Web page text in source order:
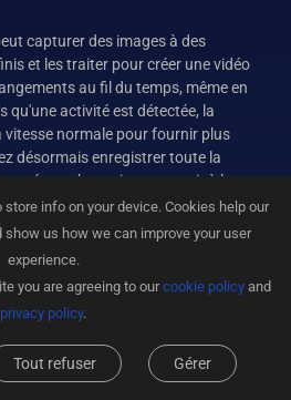
capturer des images à des
et les traiter pour créer une vidéo
au fil du temps, même en
qu'une activité est détectée, la
vitesse normale pour fournir plus
désormais enregistrer toute la
par batterie sans avoir à la
à niveau vers
pour les enregistrements toute la
info on your device. Cookies help our
us how we can improve your user
experience.
you are agreeing to ourcookie policy and
privacy policy.
Gérer
Tout refuser